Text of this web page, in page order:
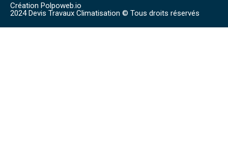
Création Polpoweb.io
2024 Devis Travaux Climatisation © Tous droits réservés